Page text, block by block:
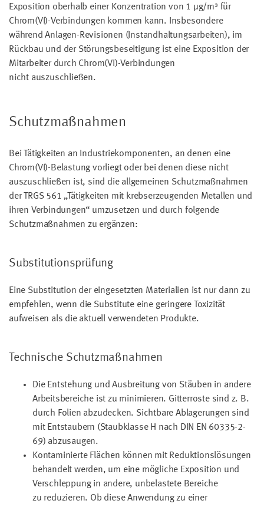
Exposition oberhalb einer Konzentration von 1 µg/m³ für
Chrom(VI)-Verbindungen kommen kann. Insbesondere
während Anlagen-Revisionen (Instandhaltungsarbeiten), im
Rückbau und der Störungsbeseitigung ist eine Exposition der
Mitarbeiter durch Chrom(VI)-Verbindungen
nicht auszuschließen.
Schutzmaßnahmen
Bei Tätigkeiten an Industriekomponenten, an denen eine
Chrom(VI)-Belastung vorliegt oder bei denen diese nicht
auszuschließen ist, sind die allgemeinen Schutzmaßnahmen
der TRGS 561 „Tätigkeiten mit krebserzeugenden Metallen und
ihren Verbindungen“ umzusetzen und durch folgende
Schutzmaßnahmen zu ergänzen:
Substitutionsprüfung
Eine Substitution der eingesetzten Materialien ist nur dann zu
empfehlen, wenn die Substitute eine geringere Toxizität
aufweisen als die aktuell verwendeten Produkte.
Technische Schutzmaßnahmen
Die Entstehung und Ausbreitung von Stäuben in andere
Arbeitsbereiche ist zu minimieren. Gitterroste sind z. B.
durch Folien abzudecken. Sichtbare Ablagerungen sind
mit Entstaubern (Staubklasse H nach DIN EN 60335-2-
69) abzusaugen.
Kontaminierte Flächen können mit Reduktionslösungen
behandelt werden, um eine mögliche Exposition und
Verschleppung in andere, unbelastete Bereiche
zu reduzieren. Ob diese Anwendung zu einer